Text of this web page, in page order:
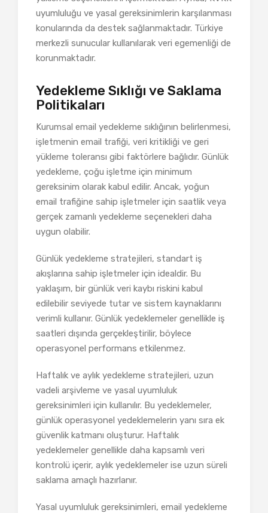
uyumluluğu ve yasal gereksinimlerin karşılanması
konularında da destek sağlanmaktadır. Türkiye
merkezli sunucular kullanılarak veri egemenliği de
korunmaktadır.
Yedekleme Sıklığı ve Saklama
Politikaları
Kurumsal email yedekleme sıklığının belirlenmesi,
işletmenin email trafiği, veri kritikliği ve geri
yükleme toleransı gibi faktörlere bağlıdır. Günlük
yedekleme, çoğu işletme için minimum
gereksinim olarak kabul edilir. Ancak, yoğun
email trafiğine sahip işletmeler için saatlik veya
gerçek zamanlı yedekleme seçenekleri daha
uygun olabilir.
Günlük yedekleme stratejileri, standart iş
akışlarına sahip işletmeler için idealdir. Bu
yaklaşım, bir günlük veri kaybı riskini kabul
edilebilir seviyede tutar ve sistem kaynaklarını
verimli kullanır. Günlük yedeklemeler genellikle iş
saatleri dışında gerçekleştirilir, böylece
operasyonel performans etkilenmez.
Haftalık ve aylık yedekleme stratejileri, uzun
vadeli arşivleme ve yasal uyumluluk
gereksinimleri için kullanılır. Bu yedeklemeler,
günlük operasyonel yedeklemelerin yanı sıra ek
güvenlik katmanı oluşturur. Haftalık
yedeklemeler genellikle daha kapsamlı veri
kontrolü içerir, aylık yedeklemeler ise uzun süreli
saklama amaçlı hazırlanır.
Yasal uyumluluk gereksinimleri, email yedekleme